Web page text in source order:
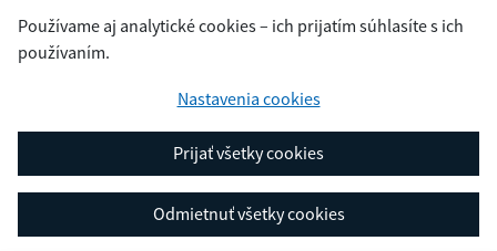
Používame aj analytické cookies – ich prijatím súhlasíte s ich
používaním.
Nastavenia cookies
Prijať všetky cookies
Odmietnuť všetky cookies